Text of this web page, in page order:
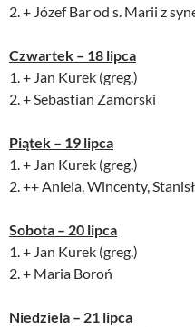
2. + Józef Bar od s. Marii z
Czwartek – 18 lipca
1. + Jan Kurek (greg.)
2. + Sebastian Zamorski
Piątek – 19 lipca
1. + Jan Kurek (greg.)
2. ++ Aniela, Wincenty,
Sobota – 20 lipca
1. + Jan Kurek (greg.)
2. + Maria Boroń
Niedziela – 21 lipca